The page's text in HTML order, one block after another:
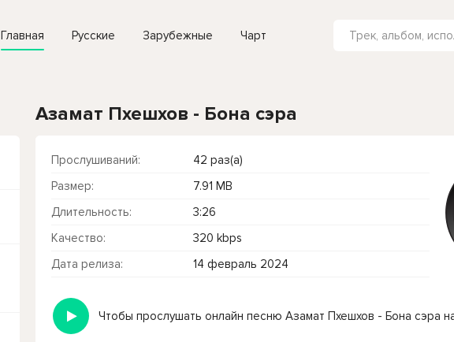
Главная Русские Зарубежные Чарт
Азамат Пхешхов - Бона сэра
Прослушиваний:
42 раз(а)
Размер:
7.91 MB
Длительность:
3:26
Качество:
320 kbps
Дата релиза:
14 февраль 2024